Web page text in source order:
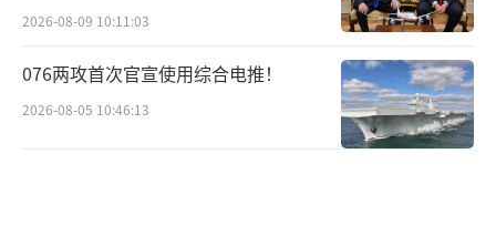
2026-08-09 10:11:03
076两攻首次官宣使用综合电推！
2026-08-05 10:46:13